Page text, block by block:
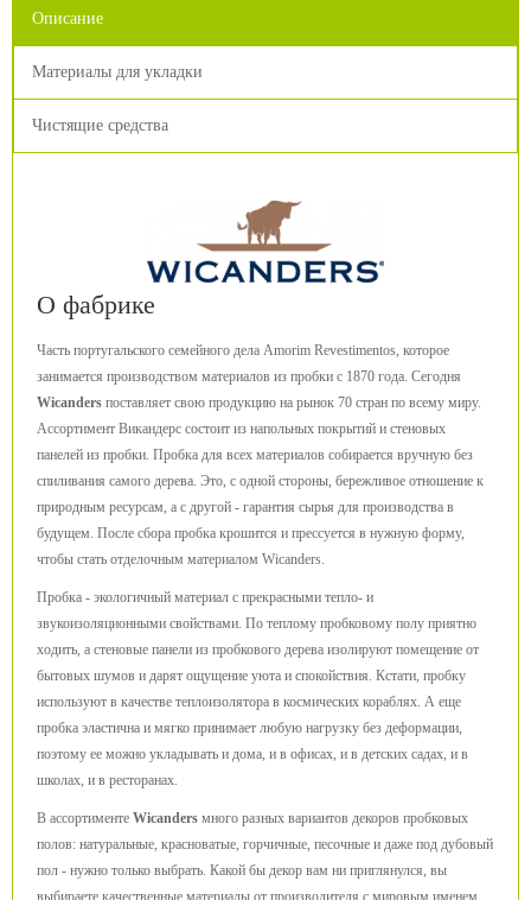
Описание
Материалы для укладки
Чистящие средства
О фабрике
Часть португальского семейного дела Amorim Revestimentos, которое
занимается производством материалов из пробки с 1870 года. Сегодня
Wicanders поставляет свою продукцию на рынок 70 стран по всему миру.
Ассортимент Викандерс состоит из напольных покрытий и стеновых
панелей из пробки. Пробка для всех материалов собирается вручную без
спиливания самого дерева. Это, с одной стороны, бережливое отношение к
природным ресурсам, а с другой - гарантия сырья для производства в
будущем. После сбора пробка крошится и прессуется в нужную форму,
чтобы стать отделочным материалом Wicanders.
Пробка - экологичный материал с прекрасными тепло- и
звукоизоляционными свойствами. По теплому пробковому полу приятно
ходить, а стеновые панели из пробкового дерева изолируют помещение от
бытовых шумов и дарят ощущение уюта и спокойствия. Кстати, пробку
используют в качестве теплоизолятора в космических кораблях. А еще
пробка эластична и мягко принимает любую нагрузку без деформации,
поэтому ее можно укладывать и дома, и в офисах, и в детских садах, и в
школах, и в ресторанах.
В ассортименте Wicanders много разных вариантов декоров пробковых
полов: натуральные, красноватые, горчичные, песочные и даже под дубовый
пол - нужно только выбрать. Какой бы декор вам ни приглянулся, вы
выбираете качественные материалы от производителя с мировым именем.